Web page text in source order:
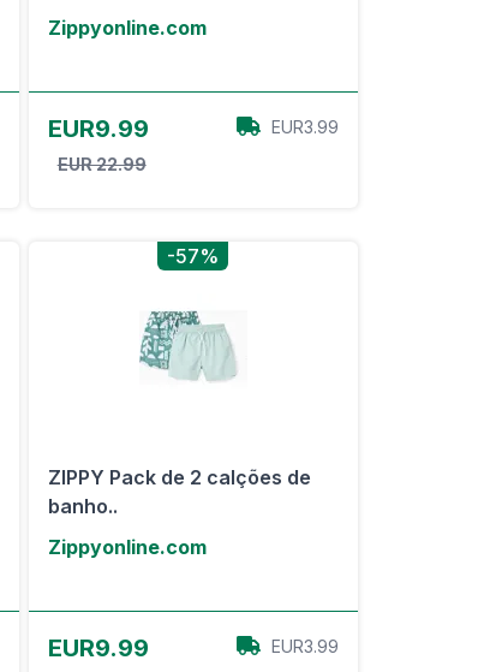
Zippyonline.com
EUR9.99
EUR 22.99
EUR3.99
-57%
ZIPPY Pack de 2 calções de
banho..
Zippyonline.com
EUR9.99 EUR3.99